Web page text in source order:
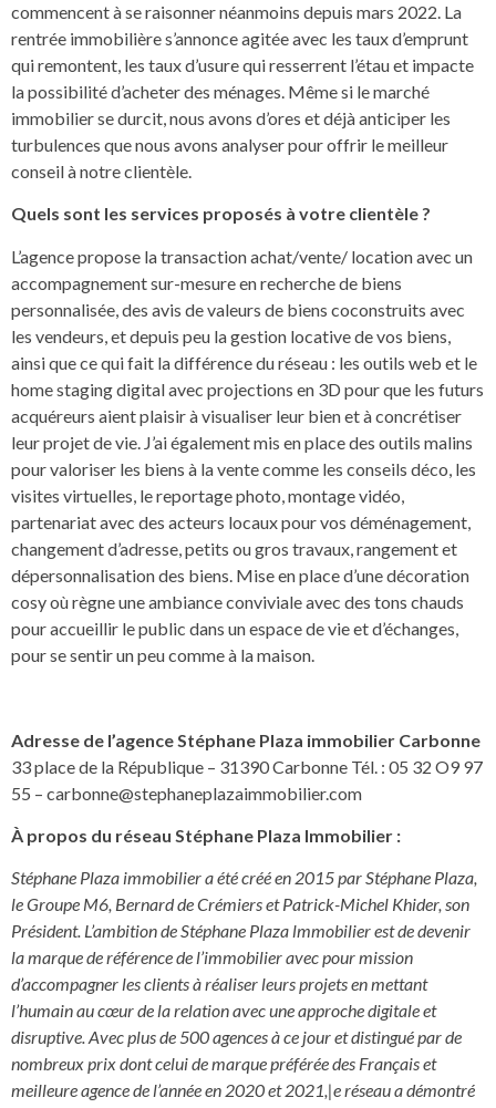
commencent à se raisonner néanmoins depuis mars 2022. La
rentrée immobilière s’annonce agitée avec les taux d’emprunt
qui remontent, les taux d’usure qui resserrent l’étau et impacte
la possibilité d’acheter des ménages. Même si le marché
immobilier se durcit, nous avons d’ores et déjà anticiper les
turbulences que nous avons analyser pour offrir le meilleur
conseil à notre clientèle.
Quels sont les services proposés à votre clientèle ?
L’agence propose la transaction achat/vente/ location avec un
accompagnement sur-mesure en recherche de biens
personnalisée, des avis de valeurs de biens coconstruits avec
les vendeurs, et depuis peu la gestion locative de vos biens,
ainsi que ce qui fait la différence du réseau : les outils web et le
home staging digital avec projections en 3D pour que les futurs
acquéreurs aient plaisir à visualiser leur bien et à concrétiser
leur projet de vie. J’ai également mis en place des outils malins
pour valoriser les biens à la vente comme les conseils déco, les
visites virtuelles, le reportage photo, montage vidéo,
partenariat avec des acteurs locaux pour vos déménagement,
changement d’adresse, petits ou gros travaux, rangement et
dépersonnalisation des biens. Mise en place d’une décoration
cosy où règne une ambiance conviviale avec des tons chauds
pour accueillir le public dans un espace de vie et d’échanges,
pour se sentir un peu comme à la maison.
Adresse de l’agence Stéphane Plaza immobilier Carbonne
33 place de la République – 31390 Carbonne Tél. : 05 32 O9 97
55 – carbonne@stephaneplazaimmobilier.com
À propos du réseau Stéphane Plaza lmmobilier :
Stéphane Plaza immobilier a été créé en 2015 par Stéphane Plaza,
le Groupe M6, Bernard de Crémiers et Patrick-Michel Khider, son
Président. L’ambition de Stéphane Plaza lmmobilier est de devenir
la marque de référence de l’immobilier avec pour mission
d’accompagner les clients à réaliser leurs projets en mettant
l’humain au cœur de la relation avec une approche digitale et
disruptive. Avec plus de 500 agences à ce jour et distingué par de
nombreux prix dont celui de marque préférée des Français et
meilleure agence de l’année en 2020 et 2021,|e réseau a démontré